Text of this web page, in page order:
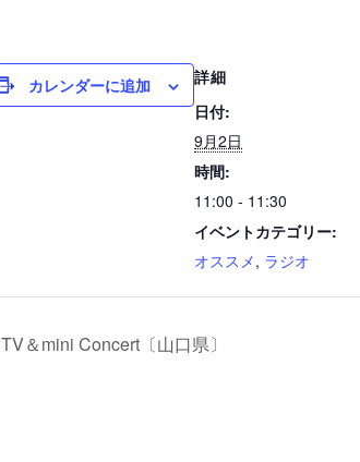
カレンダーに追加
詳細
日付:
9月2日
時間:
11:00 - 11:30
イベントカテゴリー:
オススメ, ラジオ
TV＆mini Concert〔山口県〕